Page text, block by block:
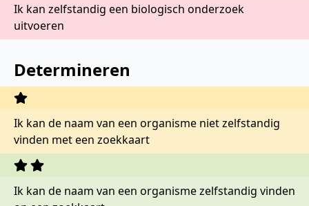
Ik kan zelfstandig een biologisch onderzoek
uitvoeren
Determineren
Ik kan de naam van een organisme niet zelfstandig
vinden met een zoekkaart
Ik kan de naam van een organisme zelfstandig vinden